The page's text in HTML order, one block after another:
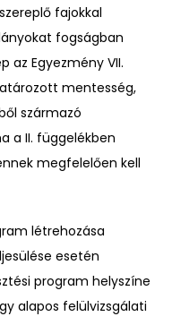
fajokkal
fogságban
az Egyezmény VII.
mentesség,
származó
a II. függelékben
megfelelően kell
létrehozása
esetén
program helyszíne
alapos felülvizsgálati